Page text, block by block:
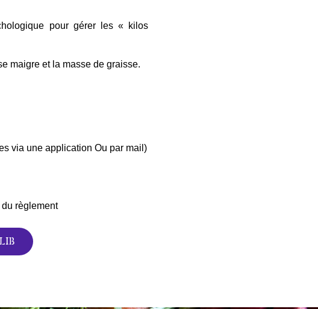
pour gérer les « kilos
maigre et la masse de graisse.
via une application Ou par mail)
règlement